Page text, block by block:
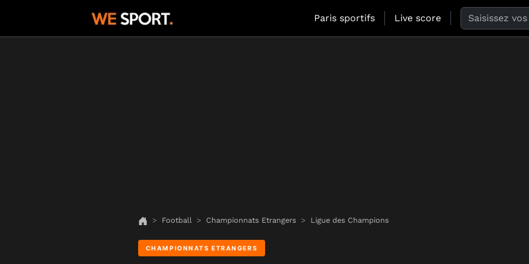
Paris sportifs Live score Search the
Football Championnats Etrangers Ligue des Champions
CHAMPIONNATS ETRANGERS